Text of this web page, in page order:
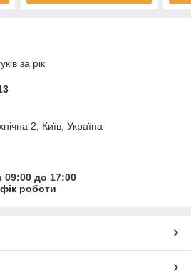
за рік
2, Київ, Україна
09:00 до 17:00
роботи